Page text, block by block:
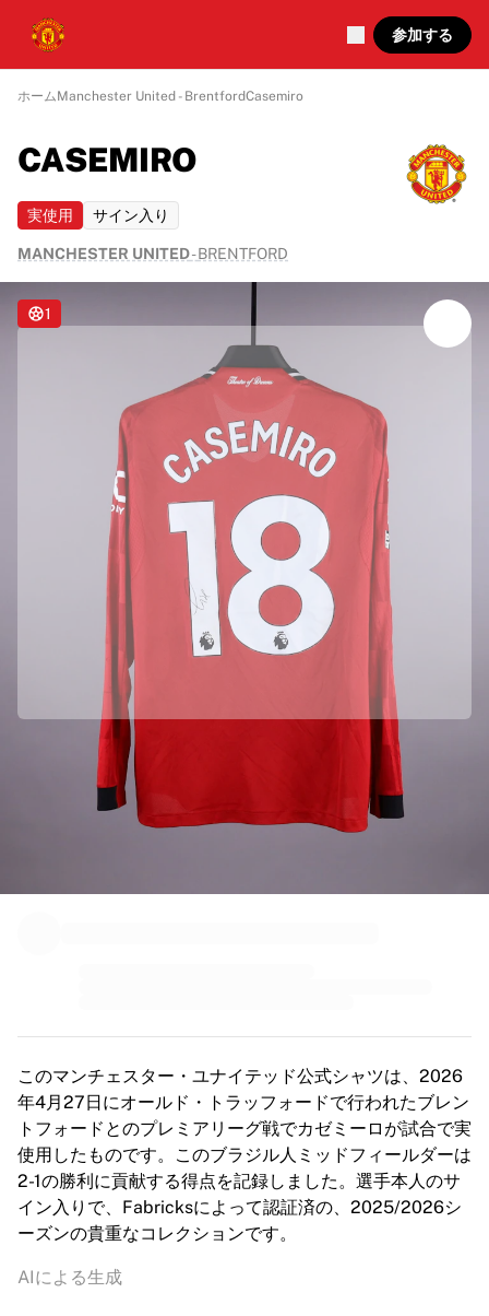
参加する
ホームManchester United - BrentfordCasemiro
CASEMIRO
実使用 サイン入り
MANCHESTER UNITED-BRENTFORD
1
Officially partnered with Manchester United
We collected this product directly from Manchester United to ensure
its authenticity.
このマンチェスター・ユナイテッド公式シャツは、2026
年4月27日にオールド・トラッフォードで行われたブレン
トフォードとのプレミアリーグ戦でカゼミーロが試合で実
使用したものです。このブラジル人ミッドフィールダーは
2-1の勝利に貢献する得点を記録しました。選手本人のサ
イン入りで、Fabricksによって認証済の、2025/2026シ
ーズンの貴重なコレクションです。
AIによる生成